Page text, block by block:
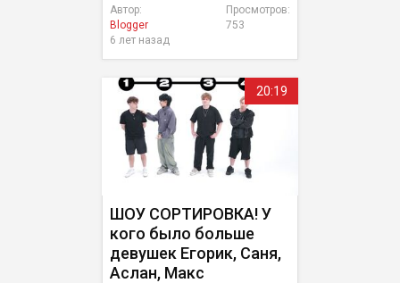
Просмотров:
753
Автор:
Blogger
6 лет назад
20:19
ШОУ СОРТИРОВКА! У
кого было больше
девушек Егорик, Саня,
Аслан, Макс